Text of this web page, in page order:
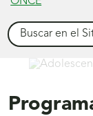
Buscar